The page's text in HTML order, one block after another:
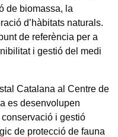
de biomassa, la
d’hàbitats naturals.
de referència per a
i gestió del medi
Catalana al Centre de
es desenvolupen
i gestió
de protecció de fauna